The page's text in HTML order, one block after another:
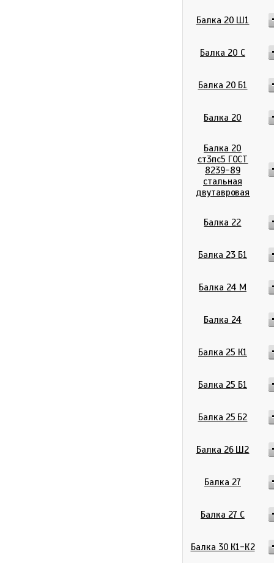
Балка 20 Ш1
Балка 20 С
Балка 20 Б1
Балка 20
Балка 20
ст3пс5 ГОСТ
8239-89
стальная
двутавровая
Балка 22
Балка 23 Б1
Балка 24 М
Балка 24
Балка 25 К1
Балка 25 Б1
Балка 25 Б2
Балка 26 Ш2
Балка 27
Балка 27 С
Балка 30 К1-К2